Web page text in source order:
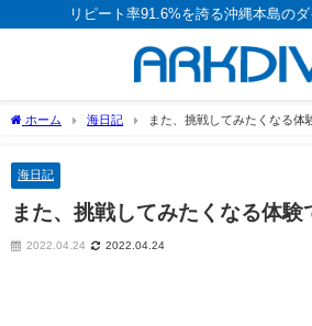
リピート率91.6%を誇る沖縄本島の
ホーム 海日記 また、挑戦してみたくなる体
海日記
また、挑戦してみたくなる体験
2022.04.24 2022.04.24